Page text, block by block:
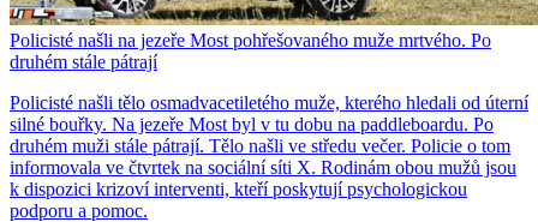
Policisté našli na jezeře Most pohřešovaného muže mrtvého. Po
druhém stále pátrají
Policisté našli tělo osmadvacetiletého muže, kterého hledali od úterní
silné bouřky. Na jezeře Most byl v tu dobu na paddleboardu. Po
druhém muži stále pátrají. Tělo našli ve středu večer. Policie o tom
informovala ve čtvrtek na sociální síti X. Rodinám obou mužů jsou
k dispozici krizoví interventi, kteří poskytují psychologickou
podporu a pomoc.